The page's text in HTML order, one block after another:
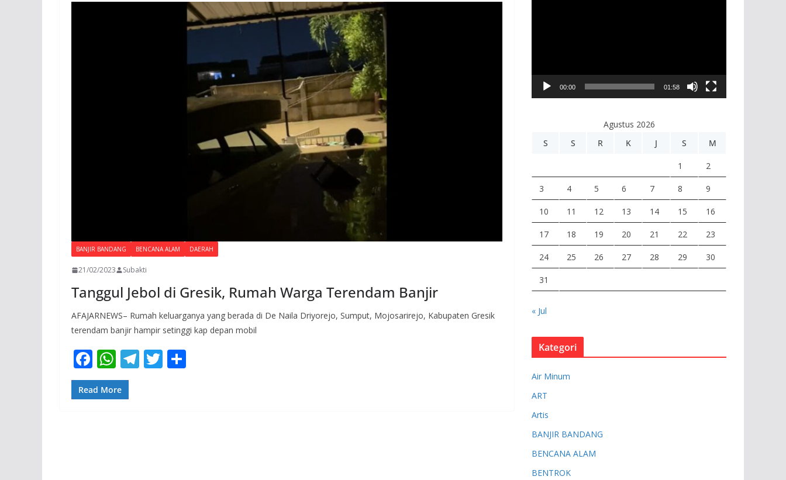
BANJIR BANDANG BENCANA ALAM DAERAH
21/02/2023 Subakti
Tanggul Jebol di Gresik, Rumah Warga Terendam Banjir
AFAJARNEWS– Rumah keluarganya yang berada di De Naila Driyorejo, Sumput, Mojosarirejo, Kabupaten Gresik
terendam banjir hampir setinggi kap depan mobil
F
ac
e
W
h
at
T T
Read More
V
00:00 01:58
Agustus 2026
S
S R K J S M
1 2
3 4 5 6 7 8 9
10 11 12 13 14 15 16
17 18 19 20 21 22 23
24 25 26 27 28 29 30
31
« Jul
Kategori
Air Minum
ART
Artis
BANJIR BANDANG
BENCANA ALAM
BENTROK